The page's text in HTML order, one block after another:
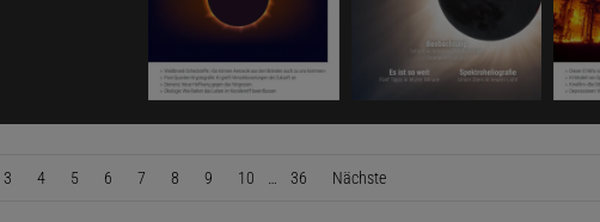
3 4 5 6 7 8 9 10 … 36 Nächste